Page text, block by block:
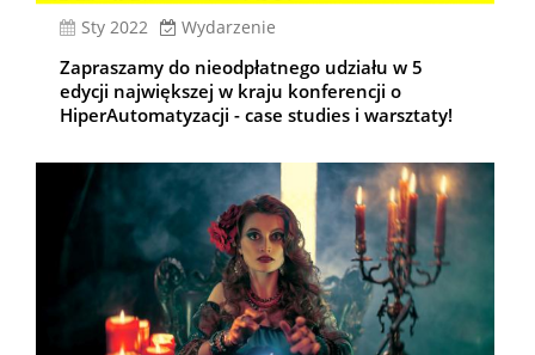
sty 2022 Wydarzenie
Zapraszamy do nieodpłatnego udziału w 5
edycji największej w kraju konferencji o
HiperAutomatyzacji - case studies i warsztaty!